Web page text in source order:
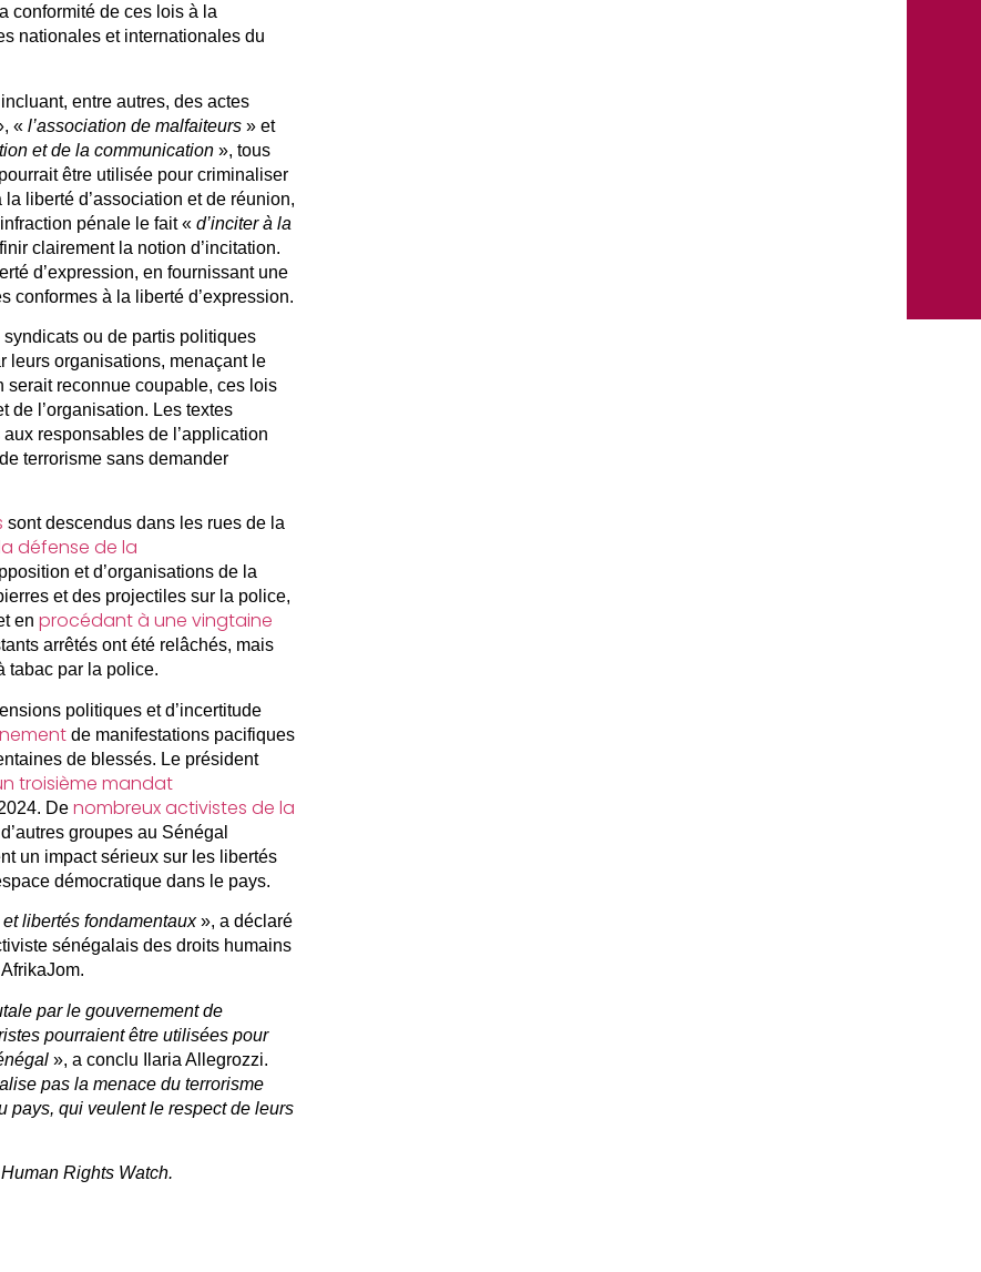
conformité de ces lois à la
nationales et internationales du
entre autres, des actes
« l’association de malfaiteurs» et
et de la communication », tous
être utilisée pour criminaliser
liberté d’association et de réunion,
pénale le fait « d’inciter à la
clairement la notion d’incitation.
d’expression, en fournissant une
conformes à la liberté d’expression.
ou de partis politiques
leurs organisations, menaçant le
serait reconnue coupable, ces lois
de l’organisation. Les textes
responsables de l’application
terrorisme sans demander
sont descendus dans les rues de la
défense de la
et d’organisations de la
et des projectiles sur la police,
en procédant à une vingtaine
arrêtés ont été relâchés, mais
tabac par la police.
politiques et d’incertitude
de manifestations pacifiques
de blessés. Le président
troisième mandat
De nombreux activistes de la
groupes au Sénégal
un impact sérieux sur les libertés
démocratique dans le pays.
libertés fondamentaux», a déclaré
sénégalais des droits humains
par le gouvernement de
pourraient être utilisées pour
», a conclu Ilaria Allegrozzi.
pas la menace du terrorisme
pays, qui veulent le respect de leurs
Human Rights Watch.